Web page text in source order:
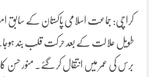
کراچی: جماعت اسلامی پاکستان کے سابق
برس کی عمر میں انتقال کر گئے۔ منور